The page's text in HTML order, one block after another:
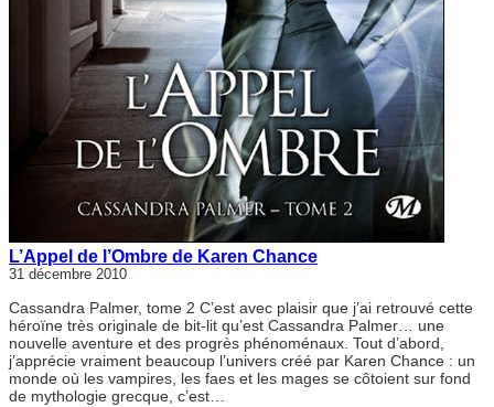
L’Appel de l’Ombre de Karen Chance
31 décembre 2010
Cassandra Palmer, tome 2 C’est avec plaisir que j’ai retrouvé cette
héroïne très originale de bit-lit qu’est Cassandra Palmer… une
nouvelle aventure et des progrès phénoménaux. Tout d’abord,
j’apprécie vraiment beaucoup l’univers créé par Karen Chance : un
monde où les vampires, les faes et les mages se côtoient sur fond
de mythologie grecque, c’est…